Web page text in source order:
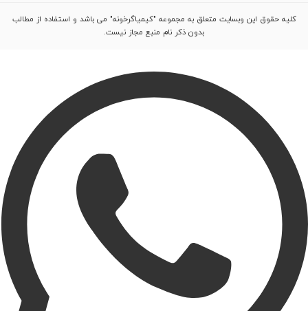
کلیه حقوق این وبسایت متعلق به مجموعه "کیمیاگرخونه" می باشد و استفاده از مطالب
بدون ذکر نام منبع مجاز نیست.